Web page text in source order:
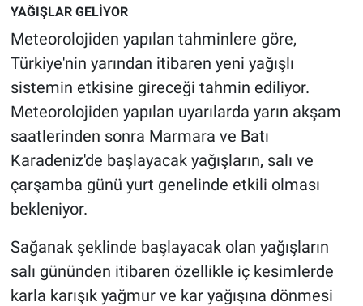
YAĞIŞLAR GELİYOR
Meteorolojiden yapılan tahminlere göre,
Türkiye'nin yarından itibaren yeni yağışlı
sistemin etkisine gireceği tahmin ediliyor.
Meteorolojiden yapılan uyarılarda yarın akşam
saatlerinden sonra Marmara ve Batı
Karadeniz'de başlayacak yağışların, salı ve
çarşamba günü yurt genelinde etkili olması
bekleniyor.
Sağanak şeklinde başlayacak olan yağışların
salı gününden itibaren özellikle iç kesimlerde
karla karışık yağmur ve kar yağışına dönmesi
Koronavirüs
Kültür Sanat
Ne demişti
Nedir
Popüler
Programlar
Sağlık